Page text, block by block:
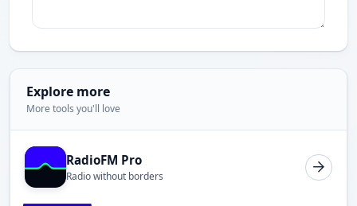
Explore more
More tools you'll love
RadioFM Pro
Radio without borders